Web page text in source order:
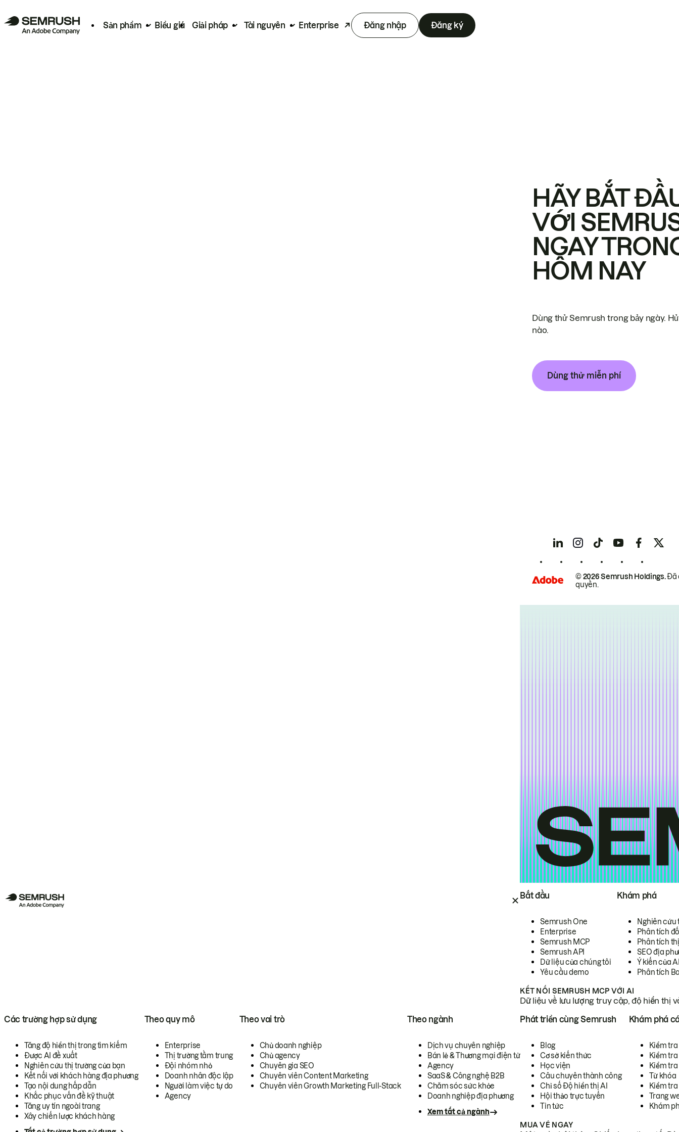
Sản phẩm Biểu giá Giải pháp Tài nguyên Enterprise Đăng nhập Đăng ký
Bắt đầu
Semrush One
Enterprise
Semrush MCP
Semrush API
Dữ liệu của chúng tôi
Yêu cầu demo
Khám phá
Nghiên cứu
Phân tích
Phân tích
SEO địa
Ý kiến của
Phân tích
KẾT NỐI SEMRUSH MCP VỚI AI
Dữ liệu về lưu lượng truy cập, độ hiển thị
Các trường hợp sử dụng
Tăng độ hiển thị trong tìm kiếm
Được AI đề xuất
Nghiên cứu thị trường của bạn
Kết nối với khách hàng địa phương
Tạo nội dung hấp dẫn
Khắc phục vấn đề kỹ thuật
Tăng uy tín ngoài trang
Xây chiến lược khách hàng
Theo quy mô
Enterprise
Thị trường tầm trung
Đội nhóm nhỏ
Doanh nhân độc lập
Người làm việc tự do
Agency
Theo vai trò
Chủ doanh nghiệp
Chủ agency
Chuyên gia SEO
Chuyên viên Content Marketing
Chuyên viên Growth Marketing Full-Stack
Theo ngành
Dịch vụ chuyên nghiệp
Bán lẻ & Thương mại điện tử
Agency
SaaS & Công nghệ B2B
Chăm sóc sức khỏe
Doanh nghiệp địa phương
Xem tất cả ngành
Phát triển cùng Semrush
Blog
Cơ sở kiến thức
Học viện
Câu chuyên thành công
Chỉ số Độ hiển thị AI
Hội thảo trực tuyến
Tin tức
Khám phá
Kiểm
Kiểm tra
Kiểm
Từ khóa
Kiểm
Trang
Khám
MUA VÉ NGAY
HÃY BẮT
VỚI
NGAY
HÔM NAY
Dùng thử Semrush trong bảy ngày.
nào.
Dùng thử miễn phí
© 2026 Semrush Holdings.Đã
quyền.